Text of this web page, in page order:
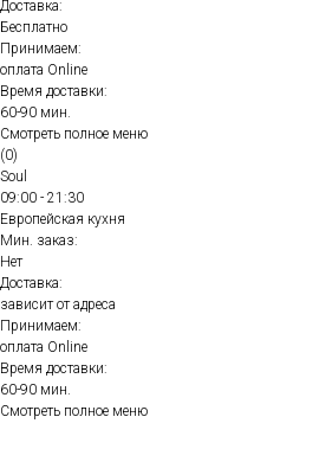
Доставка:
Бесплатно
Принимаем:
оплата Online
Время доставки:
60-90 мин.
Смотреть полное меню
(0)
Soul
09:00 - 21:30
Европейская кухня
Мин. заказ:
Нет
Доставка:
зависит от адреса
Принимаем:
оплата Online
Время доставки:
60-90 мин.
Смотреть полное меню